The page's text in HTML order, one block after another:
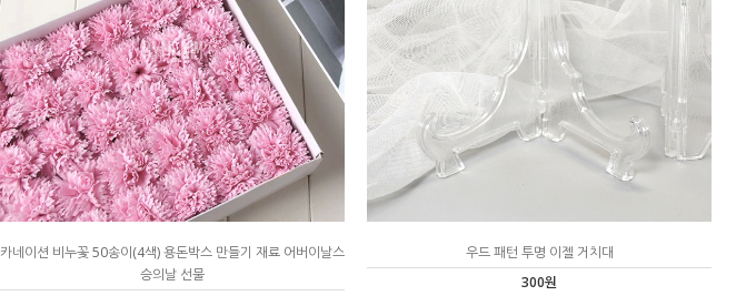
카네이션 비누꽃 50송이(4색) 용돈박스 만들기 재료 어버이날스
승의날 선물
우드 패턴 투명 이젤 거치대
300원